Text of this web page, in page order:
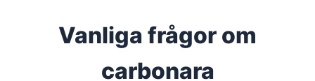
Vanliga frågor om
carbonara